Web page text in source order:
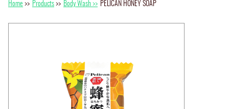
Home >> Products >> Body Wash >> PELICAN HONEY SOAP